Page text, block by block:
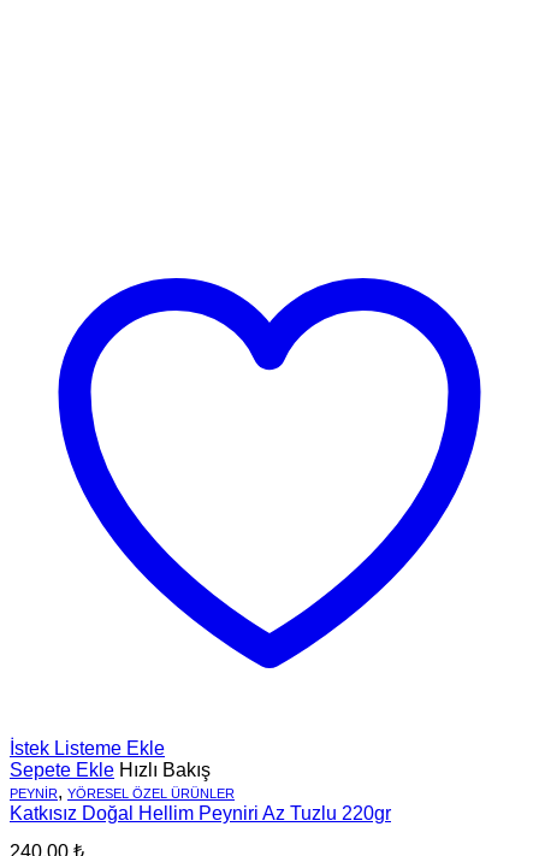
İstek Listeme Ekle
Sepete Ekle Hızlı Bakış
PEYNIR, YÖRESEL ÖZEL ÜRÜNLER
Katkısız Doğal Hellim Peyniri Az Tuzlu 220gr